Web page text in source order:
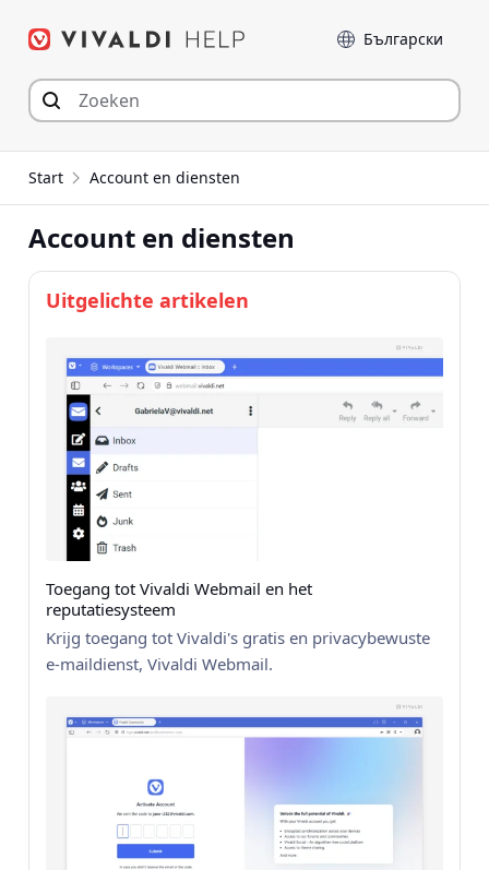
naar
Taal
Start Account en diensten
Account en diensten
Uitgelichte artikelen
Toegang tot Vivaldi Webmail en het
reputatiesysteem
Krijg toegang tot Vivaldi's gratis en privacybewuste
e-maildienst, Vivaldi Webmail.